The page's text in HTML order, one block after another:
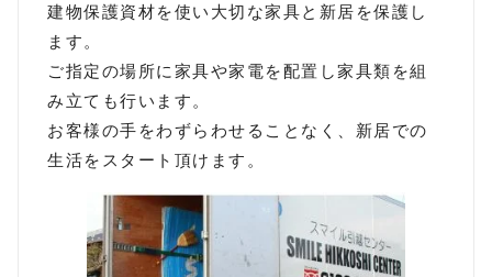
建物保護資材を使い大切な家具と新居を保護し
ます。
ご指定の場所に家具や家電を配置し家具類を組
み立ても行います。
お客様の手をわずらわせることなく、新居での
生活をスタート頂けます。